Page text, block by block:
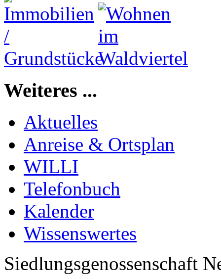
Weiteres ...
Aktuelles
Anreise & Ortsplan
WILLI
Telefonbuch
Kalender
Wissenswertes
Siedlungsgenossenschaft